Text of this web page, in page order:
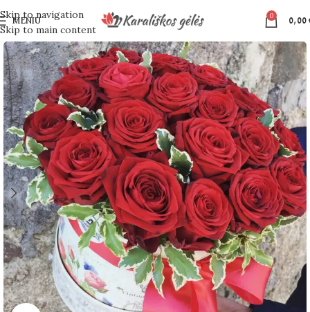
Skip to navigation
Skip to main content
MENIU
0
0,00